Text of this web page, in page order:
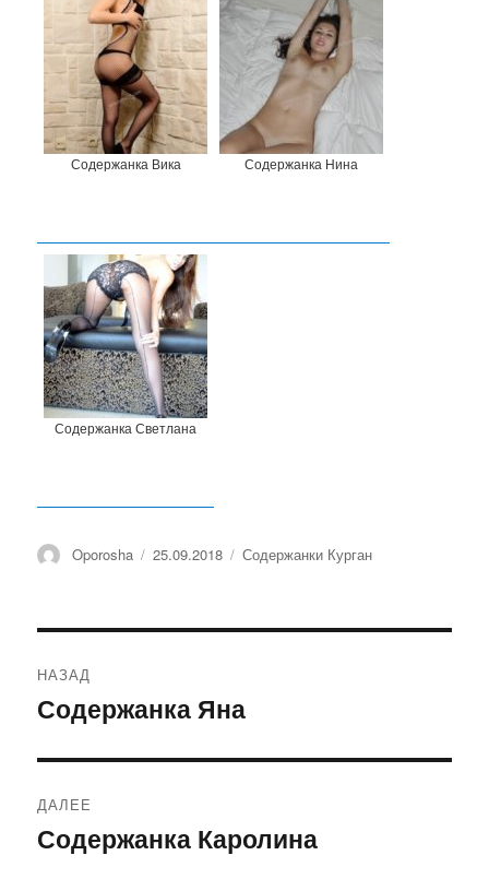
Содержанка Вика Содержанка Нина
Содержанка Светлана
Автор
Oporosha Опубликовано
25.09.2018 Рубрики
Содержанки Курган
по
НАЗАД
Предыдущая
Содержанка Яна
ДАЛЕЕ
Следующая
Содержанка Каролина